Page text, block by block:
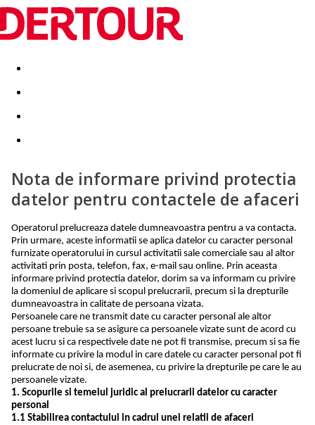
Destinatii Vacanta perfecta OFERTE DE NERATAT
Nota de informare privind protectia
datelor pentru contactele de afaceri
Operatorul prelucreaza datele dumneavoastra pentru a va contacta.
Prin urmare, aceste informatii se aplica datelor cu caracter personal
furnizate operatorului in cursul activitatii sale comerciale sau al altor
activitati prin posta, telefon, fax, e-mail sau online. Prin aceasta
informare privind protectia datelor, dorim sa va informam cu privire
la domeniul de aplicare si scopul prelucrarii, precum si la drepturile
dumneavoastra in calitate de persoana vizata.
Persoanele care ne transmit date cu caracter personal ale altor
persoane trebuie sa se asigure ca persoanele vizate sunt de acord cu
acest lucru si ca respectivele date ne pot fi transmise, precum si sa fie
informate cu privire la modul in care datele cu caracter personal pot fi
prelucrate de noi si, de asemenea, cu privire la drepturile pe care le au
persoanele vizate.
1. Scopurile si temeiul juridic al prelucrarii datelor cu caracter
personal
1.1 Stabilirea contactului in cadrul unei relatii de afaceri